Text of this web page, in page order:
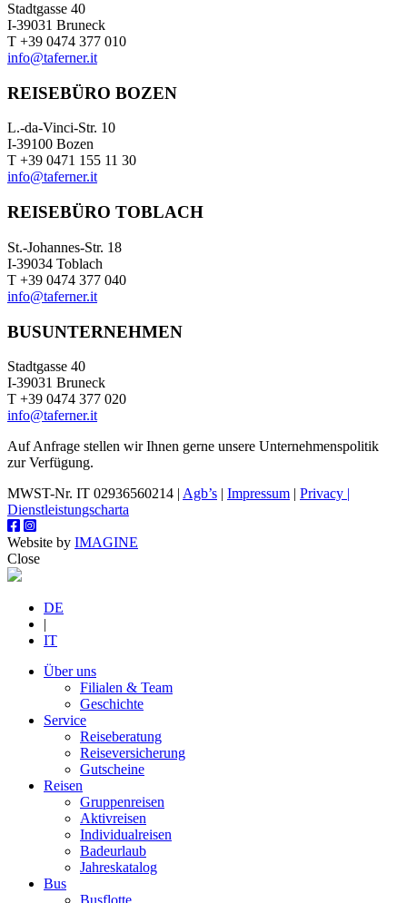
Stadtgasse 40
I-39031 Bruneck
T +39 0474 377 010
info@taferner.it
REISEBÜRO BOZEN
L.-da-Vinci-Str. 10
I-39100 Bozen
T +39 0471 155 11 30
info@taferner.it
REISEBÜRO TOBLACH
St.-Johannes-Str. 18
I-39034 Toblach
T +39 0474 377 040
info@taferner.it
BUSUNTERNEHMEN
Stadtgasse 40
I-39031 Bruneck
T +39 0474 377 020
info@taferner.it
Auf Anfrage stellen wir Ihnen gerne unsere Unternehmenspolitik
zur Verfügung.
MWST-Nr. IT 02936560214 | Agb’s | Impressum | Privacy |
Dienstleistungscharta
Website by IMAGINE
Close
DE
|
IT
Über uns
Filialen & Team
Geschichte
Service
Reiseberatung
Reiseversicherung
Gutscheine
Reisen
Gruppenreisen
Aktivreisen
Individualreisen
Badeurlaub
Jahreskatalog
Bus